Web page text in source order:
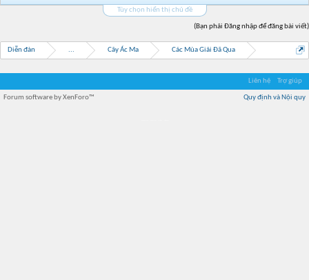
Tùy chọn hiển thị chủ đề
(Bạn phải Đăng nhập để đăng bài viết)
Diễn đàn ... Cây Ác Ma Các Mùa Giải Đã Qua
Liên hệ Trợ giúp
Quy định và Nội quy
Forum software by XenForo™